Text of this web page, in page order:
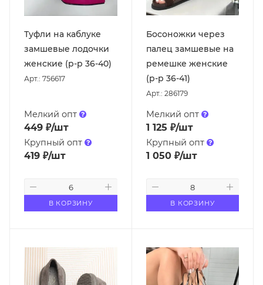
Туфли на каблуке
замшевые лодочки
женские (р-р 36-40)
Арт.: 756617
Мелкий опт
449 ₽/шт
Крупный опт
419 ₽/шт
В КОРЗИНУ
Босоножки через
палец замшевые на
ремешке женские
(р-р 36-41)
Арт.: 286179
Мелкий опт
1 125 ₽/шт
Крупный опт
1 050₽/шт
В КОРЗИНУ